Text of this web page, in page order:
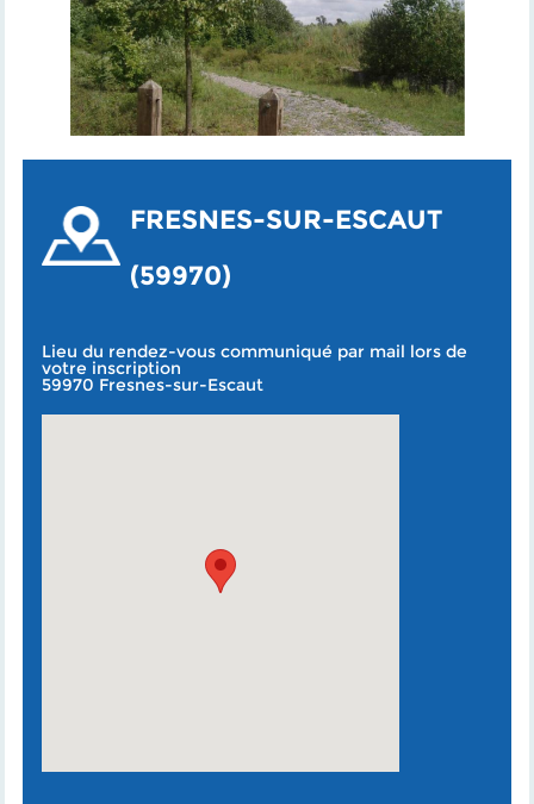
FRESNES-SUR-ESCAUT
(59970)
Lieu du rendez-vous communiqué par mail lors de
votre inscription
59970 Fresnes-sur-Escaut